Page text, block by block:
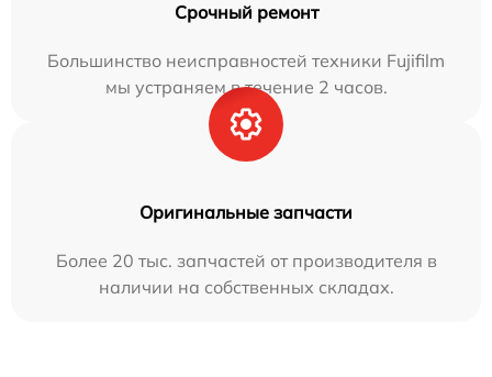
Срочный ремонт
Большинство неисправностей техники Fujifilm
мы устраняем в течение 2 часов.
Оригинальные запчасти
Более 20 тыс. запчастей от производителя в
наличии на собственных складах.